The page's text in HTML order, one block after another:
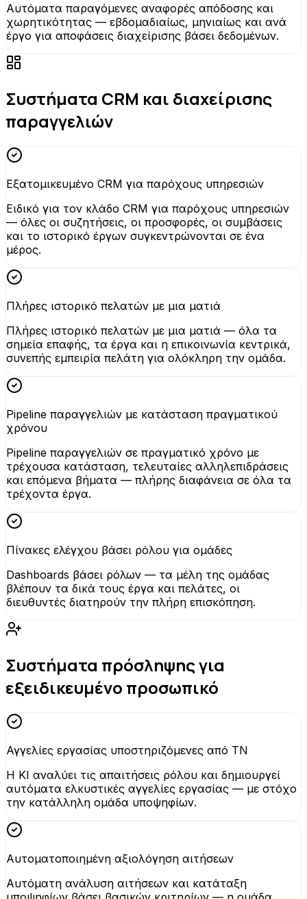
Αυτόματα παραγόμενες αναφορές απόδοσης και
χωρητικότητας — εβδομαδιαίως, μηνιαίως και ανά
έργο για αποφάσεις διαχείρισης βάσει δεδομένων.
Συστήματα CRM και διαχείρισης
παραγγελιών
Εξατομικευμένο CRM για παρόχους υπηρεσιών
Ειδικό για τον κλάδο CRM για παρόχους υπηρεσιών
— όλες οι συζητήσεις, οι προσφορές, οι συμβάσεις
και το ιστορικό έργων συγκεντρώνονται σε ένα
μέρος.
Πλήρες ιστορικό πελατών με μια ματιά
Πλήρες ιστορικό πελατών με μια ματιά — όλα τα
σημεία επαφής, τα έργα και η επικοινωνία κεντρικά,
συνεπής εμπειρία πελάτη για ολόκληρη την ομάδα.
Pipeline παραγγελιών με κατάσταση πραγματικού
χρόνου
Pipeline παραγγελιών σε πραγματικό χρόνο με
τρέχουσα κατάσταση, τελευταίες αλληλεπιδράσεις
και επόμενα βήματα — πλήρης διαφάνεια σε όλα τα
τρέχοντα έργα.
Πίνακες ελέγχου βάσει ρόλου για ομάδες
Dashboards βάσει ρόλων — τα μέλη της ομάδας
βλέπουν τα δικά τους έργα και πελάτες, οι
διευθυντές διατηρούν την πλήρη επισκόπηση.
Συστήματα πρόσληψης για
εξειδικευμένο προσωπικό
Αγγελίες εργασίας υποστηριζόμενες από ΤΝ
Η KI αναλύει τις απαιτήσεις ρόλου και δημιουργεί
αυτόματα ελκυστικές αγγελίες εργασίας — με στόχο
την κατάλληλη ομάδα υποψηφίων.
Αυτοματοποιημένη αξιολόγηση αιτήσεων
Αυτόματη ανάλυση αιτήσεων και κατάταξη